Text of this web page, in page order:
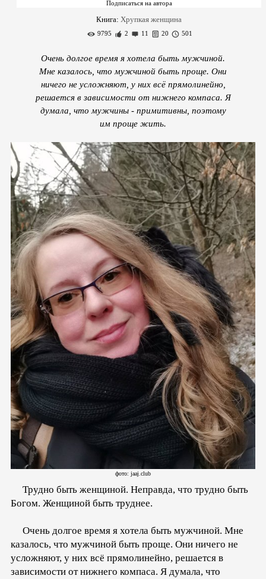
Книга: Хрупкая женщина
9795 2 11 20 501
Очень долгое время я хотела быть мужчиной.
Мне казалось, что мужчиной быть проще. Они
ничего не усложняют, у них всё прямолинейно,
решается в зависимости от нижнего компаса. Я
думала, что мужчины - примитивны, поэтому
им проще жить.
фото: jaaj.club
Трудно быть женщиной. Неправда, что трудно быть
Богом. Женщиной быть труднее.
Очень долгое время я хотела быть мужчиной. Мне
казалось, что мужчиной быть проще. Они ничего не
усложняют, у них всё прямолинейно, решается в
зависимости от нижнего компаса. Я думала, что